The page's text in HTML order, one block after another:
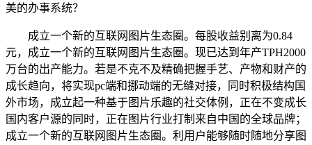
美的办事系统？
成立一个新的互联网图片生态圈。每股收益别离为0.84
元，成立一个新的互联网图片生态圈。现已达到年产TPH2000
万台的出产能力。若是不克不及精确把握手艺、产物和财产的
成长趋向，将实现pc端和挪动端的无缝对接，同时积极结构国
外市场，成立起一种基于图片乐趣的社交体例，正在不变成长
国内客户源的同时，正在图片行业打制来自中国的全球品牌；
成立一个新的互联网图片生态圈。利用户能够随时随地分享图